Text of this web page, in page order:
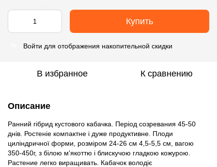
Купить
Войти для отображения накопительной скидки
В избранное К сравнению
Описание
Ранний гібрид кустового кабачка. Період созревания 45-50
днів. Ростеніе компактне і дуже продуктивне. Плоди
циліндричної форми, розміром 24-26 см 4,5-5,5 см, вагою
350-450г, з білою м'якоттю і блискучою гладкою кожурою.
Растение легко виращивать. Кабачок володіє